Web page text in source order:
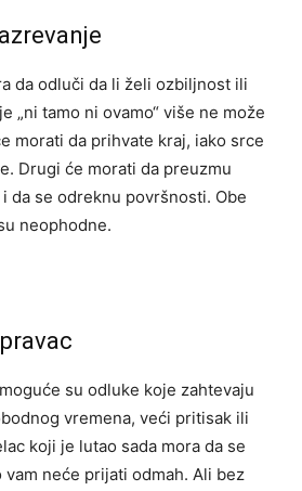
da odluči da li želi ozbiljnost ili
„ni tamo ni ovamo“ više ne može
morati da prihvate kraj, iako srce
Drugi će morati da preuzmu
da se odreknu površnosti. Obe
neophodne.
su odluke koje zahtevaju
vremena, veći pritisak ili
koji je lutao sada mora da se
neće prijati odmah. Ali bez